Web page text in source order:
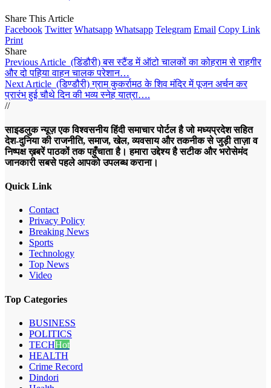
Share This Article
Facebook Twitter Whatsapp Whatsapp Telegram Email Copy Link
Print
Share
Previous Article (डिंडौरी) बस स्टैंड में ऑटो चालकों का कोहराम से राहगीर
और दो पहिया वाहन चालक परेशान…
Next Article (डिण्डौरी) ग्राम कुकर्रामठ के शिव मंदिर में पूजन अर्चन कर
प्रारंभ हुई चौथे दिन की भव्य स्नेह यात्रा….
//
साइडलुक न्यूज़ एक विश्वसनीय हिंदी समाचार पोर्टल है जो मध्यप्रदेश सहित
देश-दुनिया की राजनीति, समाज, खेल, व्यवसाय और तकनीक से जुड़ी ताज़ा व
निष्पक्ष ख़बरें पाठकों तक पहुँचाता है। हमारा उद्देश्य है सटीक और भरोसेमंद
जानकारी सबसे पहले आपको उपलब्ध कराना।
Quick Link
Contact
Privacy Policy
Breaking News
Sports
Technology
Top News
Video
Top Categories
BUSINESS
POLITICS
TECHHot
HEALTH
Crime Record
Dindori